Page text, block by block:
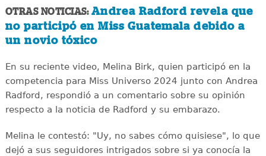
OTRAS NOTICIAS: Andrea Radford revela que
no participó en Miss Guatemala debido a
un novio tóxico
En su reciente video, Melina Birk, quien participó en la
competencia para Miss Universo 2024 junto con Andrea
Radford, respondió a un comentario sobre su opinión
respecto a la noticia de Radford y su embarazo.
Melina le contestó: "Uy, no sabes cómo quisiese", lo que
dejó a sus seguidores intrigados sobre si ya conocía la